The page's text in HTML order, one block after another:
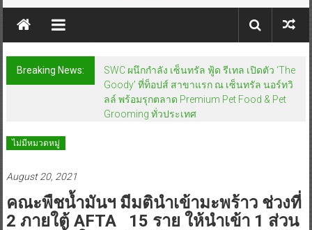
Breaking News:
SWC ผนึกกำลัง เซ็นทรัล ฟู้ด รีเทล เปิดตัว ‘The
Goody’ ที่ท็อปส์ สาขาแรก ณ เซ็นทรัล นอร์ทวิ
ลล์ พร้อมรุกตลาด Premium Pet Food & Pet
Grooming ทั่วประเทศ
ไม่มีหมวดหมู่
August 20, 2021
คณะพืชน้ำมันฯ มีมตินำเข้ามะพร้าว ช่วงที่
2 ภายใต้ AFTA 15 ราย ให้นำเข้า 1 ส่วน